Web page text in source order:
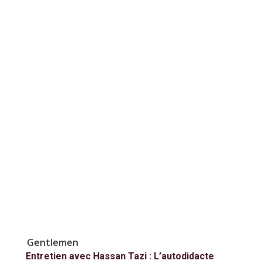
Gentlemen
Entretien avec Hassan Tazi : L’autodidacte